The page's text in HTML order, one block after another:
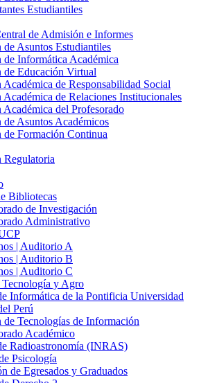
Estudiantiles
de Admisión e Informes
Asuntos Estudiantiles
Informática Académica
de Educación Virtual
de Responsabilidad Social
de Relaciones Institucionales
del Profesorado
Asuntos Académicos
de Formación Continua
Regulatoria
Bibliotecas
de Investigación
Administrativo
| Auditorio A
| Auditorio B
| Auditorio C
y Agro
Informática de la Pontificia Universidad
Perú
Tecnologías de Información
Académico
Radioastronomía (INRAS)
Psicología
de Egresados y Graduados